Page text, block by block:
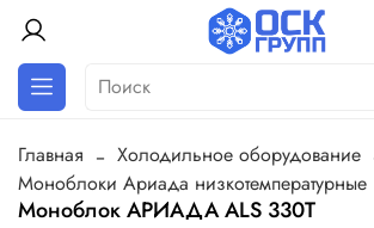
Главная Холодильное оборудование
Моноблоки Ариада низкотемпературные
Моноблок АРИАДА ALS 330T